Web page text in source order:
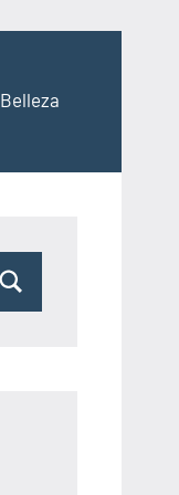
Belleza